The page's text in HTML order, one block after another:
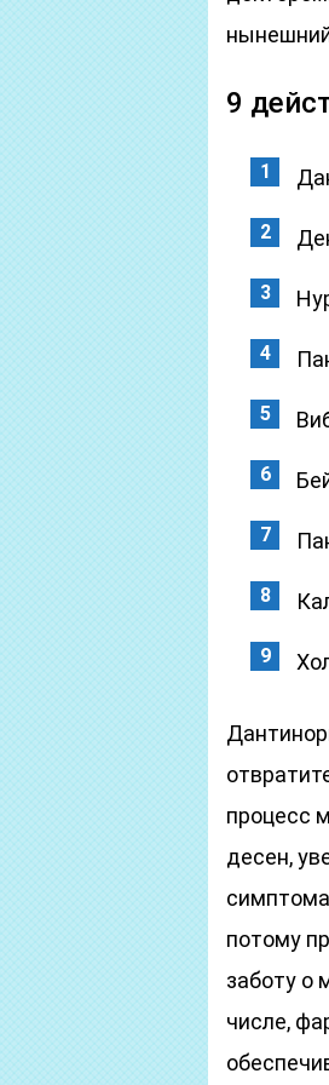
9
процесс
десен,
потому
заботу о
числе,